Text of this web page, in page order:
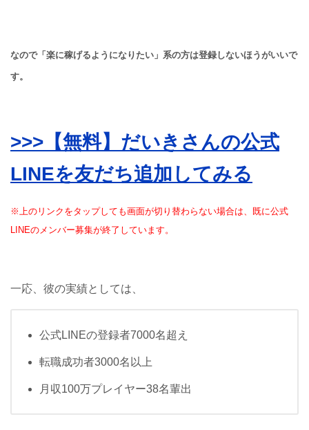
なので「楽に稼げるようになりたい」系の方は登録しないほうがいいで
す。
>>>【無料】だいきさんの公式
LINEを友だち追加してみる
※上のリンクをタップしても画面が切り替わらない場合は、既に公式
LINEのメンバー募集が終了しています。
一応、彼の実績としては、
公式LINEの登録者7000名超え
転職成功者3000名以上
月収100万プレイヤー38名輩出